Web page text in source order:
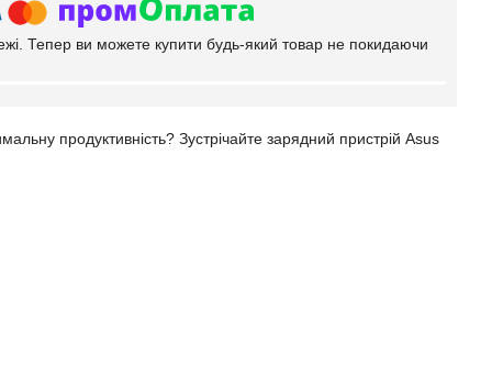
Тепер ви можете купити будь-який товар не покидаючи
продуктивність? Зустрічайте зарядний пристрій Asus